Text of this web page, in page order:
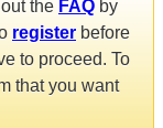
the FAQ by
register before
to proceed. To
that you want